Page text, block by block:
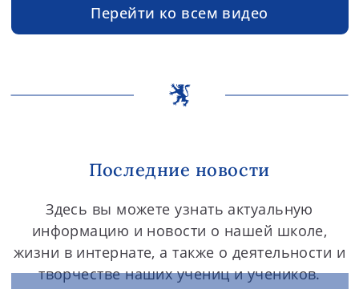
Перейти ко всем видео
Последние новости
Здесь вы можете узнать актуальную
информацию и новости о нашей школе,
жизни в интернате, а также о деятельности и
творчестве наших учениц и учеников.